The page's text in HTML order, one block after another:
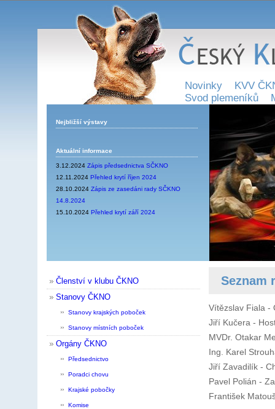
Novinky
KVV
Svod plemeníků
Nejbližší výstavy
Aktuální informace
3.12.2024 Zápis předsednictva SČKNO
12.11.2024 Přehled krytí říjen 2024
28.10.2024 Zápis ze zasedáni rady SČKNO
14.8.2024
15.10.2024 Přehled krytí září 2024
Členství v klubu ČKNO
Stanovy ČKNO
Stanovy krajských poboček
Stanovy místních poboček
Orgány ČKNO
Předsednictvo
Poradci chovu
Krajské pobočky
Komise
Seznam
Vítězslav Fiala -
Jiří Kučera -
MVDr. Otakar
Ing. Karel
Jiří Zavadilík -
Pavel Polián -
František